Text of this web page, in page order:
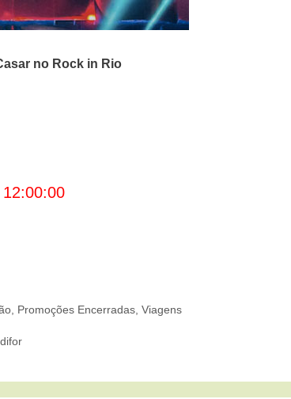
no Rock in Rio
Promoções Encerradas ,Viagens